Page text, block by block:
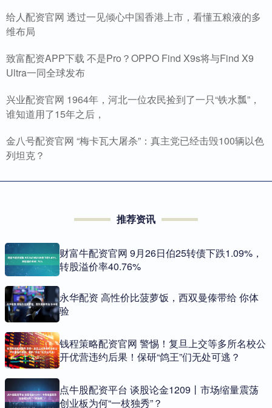
给人配资官网 透过一见倾心中国香港上市，看懂五粮液的多
维布局
致富配资APP下载 不是Pro？OPPO Find X9s将与Find X9
Ultra一同全球发布
兴业配资官网 1964年，河北一位农民捡到了一只“铁水瓢”，
谁知道用了15年之后，
金八号配资官网 “梅卡瓦大屠杀”：真主党已经击毁100辆以色
列坦克？
推荐资讯
财富牛配资官网 9月26日伯25转债下跌1.09%，
转股溢价率40.76%
永华配资 高性价比菠萝饭，西双曼傣带给 你体
验
钱程策略配资官网 警惕！复旦上交等多所名校公
开优营违约后果！保研“鸽王”们无处可逃？
点牛股配资平台 谈股论金1209丨市场缩量震荡
创业板为何“一枝独秀”？